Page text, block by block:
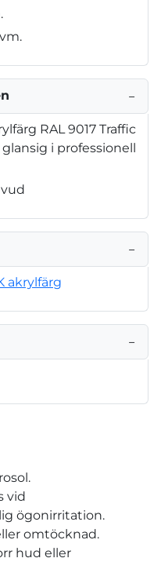
−
RAL 9017 Traffic
i professionell
−
akrylfärg
−
vid
ögonirritation.
omtöcknad.
hud eller